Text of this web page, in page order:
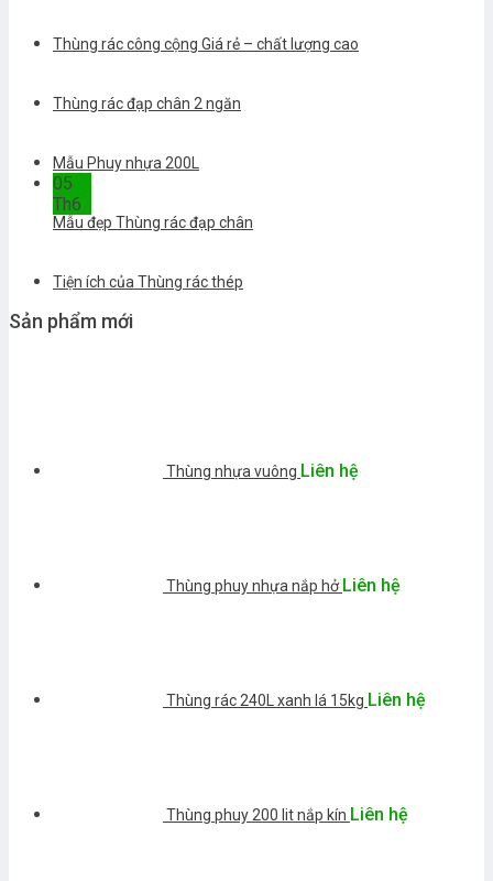
Thùng rác công cộng Giá rẻ – chất lượng cao
Thùng rác đạp chân 2 ngăn
Mẫu Phuy nhựa 200L
05
Th6
Mẫu đẹp Thùng rác đạp chân
Tiện ích của Thùng rác thép
Sản phẩm mới
Thùng nhựa vuông Liên hệ
Thùng phuy nhựa nắp hở Liên hệ
Thùng rác 240L xanh lá 15kg Liên hệ
Thùng phuy 200 lit nắp kín Liên hệ